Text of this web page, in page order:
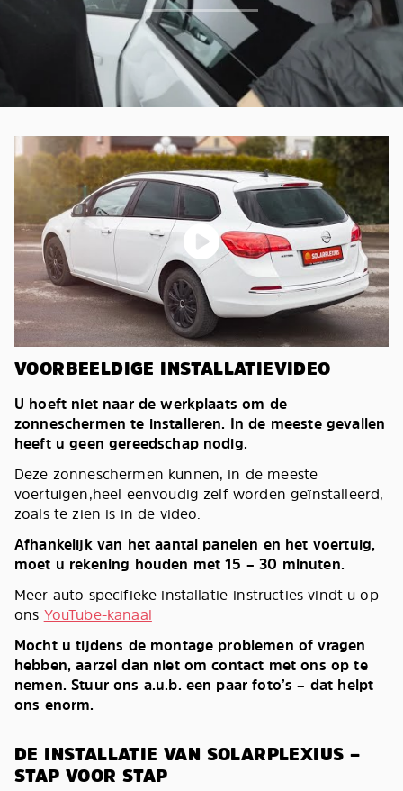
VOORBEELDIGE INSTALLATIEVIDEO
U hoeft niet naar de werkplaats om de
zonneschermen te installeren. In de meeste gevallen
heeft u geen gereedschap nodig.
Deze zonneschermen kunnen, in de meeste
voertuigen,heel eenvoudig zelf worden geïnstalleerd,
zoals te zien is in de video.
Afhankelijk van het aantal panelen en het voertuig,
moet u rekening houden met 15 – 30 minuten.
Meer auto specifieke installatie-instructies vindt u op
ons YouTube-kanaal
Mocht u tijdens de montage problemen of vragen
hebben, aarzel dan niet om contact met ons op te
nemen. Stuur ons a.u.b. een paar foto’s – dat helpt
ons enorm.
DE INSTALLATIE VAN SOLARPLEXIUS –
STAP VOOR STAP